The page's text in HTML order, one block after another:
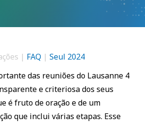
| FAQ | Seul 2024
das reuniões do Lausanne 4
e criteriosa dos seus
é fruto de oração e de um
que inclui várias etapas. Esse